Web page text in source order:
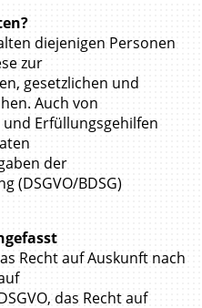
diejenigen Personen
zur
gesetzlichen und
Auch von
Erfüllungsgehilfen
der
(DSGVO/BDSG)
Recht auf Auskunft nach
das Recht auf